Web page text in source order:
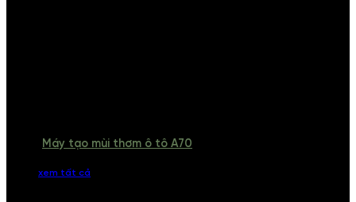
Máy tạo mùi thơm ô tô A70
xem tất cả